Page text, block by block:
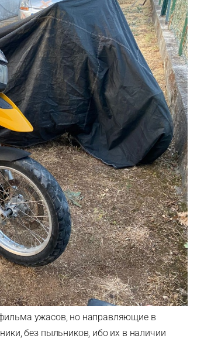
ужасов, но направляющие в
без пыльников, ибо их в наличии